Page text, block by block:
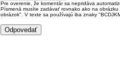
Pre overenie, že komentár sa nepridáva
Písmená musíte zadávať rovnako ako na
obrázok". V texte sa používajú iba znaky